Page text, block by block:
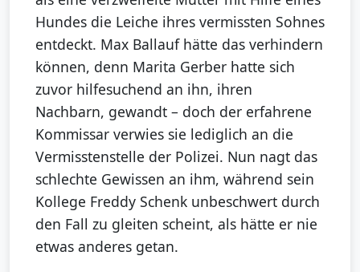
Hundes die Leiche ihres vermissten Sohnes
entdeckt. Max Ballauf hätte das verhindern
können, denn Marita Gerber hatte sich
zuvor hilfesuchend an ihn, ihren
Nachbarn, gewandt – doch der erfahrene
Kommissar verwies sie lediglich an die
Vermisstenstelle der Polizei. Nun nagt das
schlechte Gewissen an ihm, während sein
Kollege Freddy Schenk unbeschwert durch
den Fall zu gleiten scheint, als hätte er nie
etwas anderes getan.